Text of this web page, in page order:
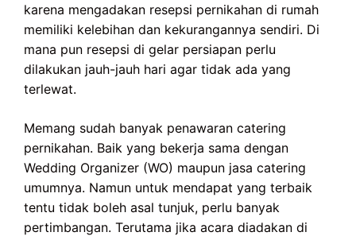
karena mengadakan resepsi pernikahan di rumah
memiliki kelebihan dan kekurangannya sendiri. Di
mana pun resepsi di gelar persiapan perlu
dilakukan jauh-jauh hari agar tidak ada yang
terlewat.
Memang sudah banyak penawaran catering
pernikahan. Baik yang bekerja sama dengan
Wedding Organizer (WO) maupun jasa catering
umumnya. Namun untuk mendapat yang terbaik
tentu tidak boleh asal tunjuk, perlu banyak
pertimbangan. Terutama jika acara diadakan di